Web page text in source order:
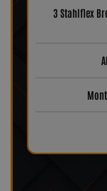
3 Stahlflex